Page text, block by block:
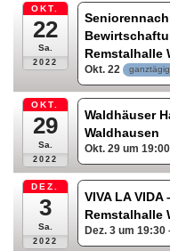
OKT.
22
Sa.
2022
Remstalhalle
Okt. 22 ganztägig
OKT.
29
Sa.
2022
Waldhäuser
Waldhausen
Okt. 29 um
DEZ.
3
Sa.
2022
VIVA LA
Remstalhalle
Dez. 3 um 19:30